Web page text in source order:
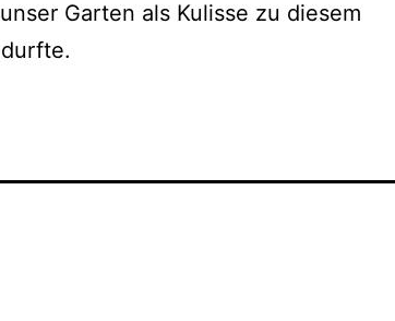
Garten als Kulisse zu diesem